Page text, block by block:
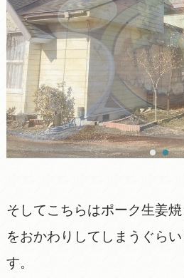
そしてこちらはポーク生姜
をおかわりしてしまうぐら
す。